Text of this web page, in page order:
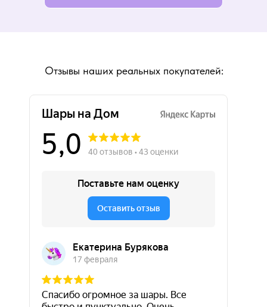
Отзывы наших реальных покупателей: